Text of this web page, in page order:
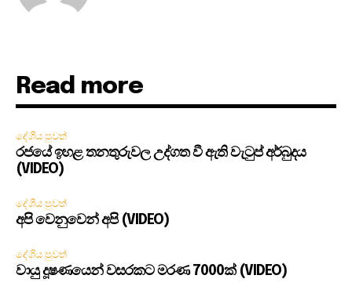
Read more
දේශීය පුවත්
රජයේ ඉහළ තනතුරුවල උද්ගත වී ඇති වැටුප් අර්බුදය
(VIDEO)
දේශීය පුවත්
අපි වෙනුවෙන් අපි (VIDEO)
දේශීය පුවත්
වායු දූෂණයෙන් වසරකට මරණ 7000ක් (VIDEO)